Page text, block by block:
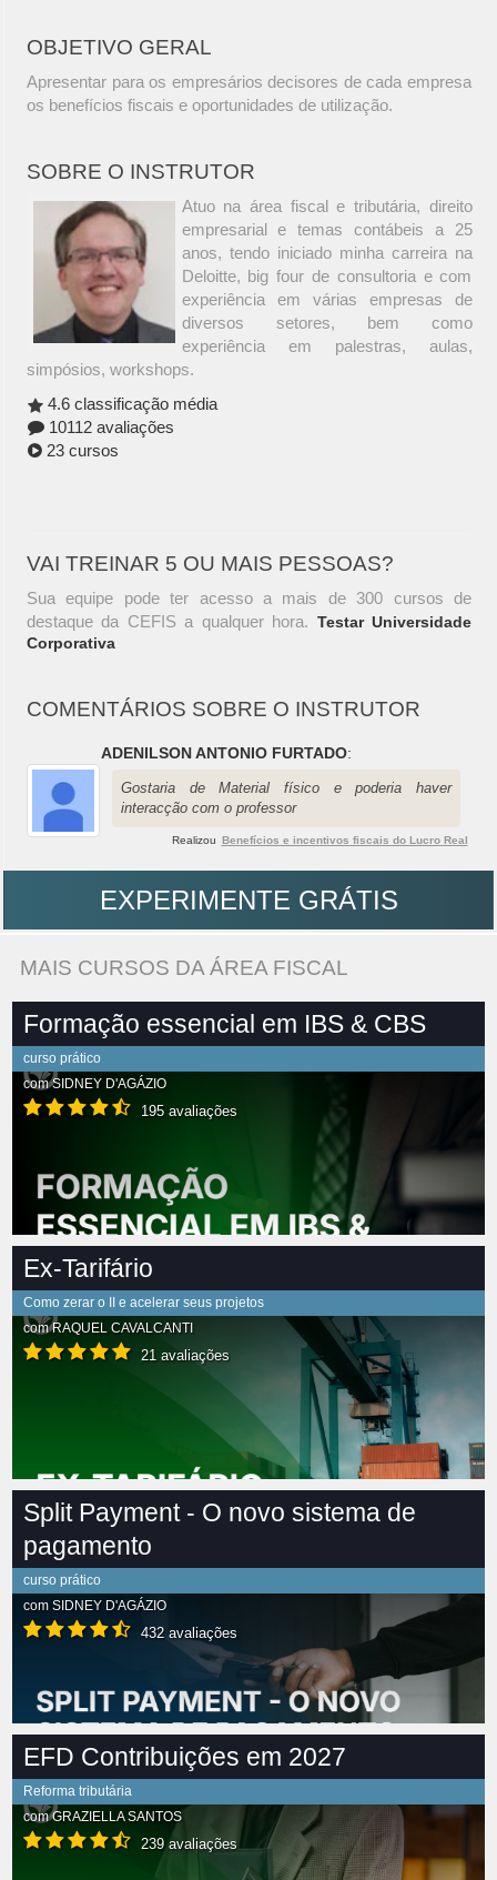
OBJETIVO GERAL
Apresentar para os empresários decisores de cada empresa
os benefícios fiscais e oportunidades de utilização.
SOBRE O INSTRUTOR
Atuo na área fiscal e tributária, direito
empresarial e temas contábeis a 25
anos, tendo iniciado minha carreira na
Deloitte, big four de consultoria e com
experiência em várias empresas de
diversos setores, bem como
experiência em palestras, aulas,
simpósios, workshops.
4.6 classificação média
10112 avaliações
23 cursos
VAI TREINAR 5 OU MAIS PESSOAS?
Sua equipe pode ter acesso a mais de 300 cursos de
destaque da CEFIS a qualquer hora. Testar Universidade
Corporativa
COMENTÁRIOS SOBRE O INSTRUTOR
ADENILSON ANTONIO FURTADO:
Gostaria de Material físico e poderia haver
interacção com o professor
Realizou Benefícios e incentivos fiscais do Lucro Real
EXPERIMENTE GRÁTIS
MAIS CURSOS DA ÁREA FISCAL
Formação essencial em IBS & CBS
curso prático
comSIDNEY D'AGÁZIO
195 avaliações
Ex-Tarifário
Como zerar o II e acelerar seus projetos
comRAQUEL CAVALCANTI
21 avaliações
Split Payment - O novo sistema de
pagamento
curso prático
com SIDNEY D'AGÁZIO
432 avaliações
EFD Contribuições em 2027
Reforma tributária
comGRAZIELLA SANTOS
239 avaliações